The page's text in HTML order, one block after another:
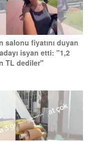
salonu fiyatını duyan
isyan etti: "1,2
TL dediler"